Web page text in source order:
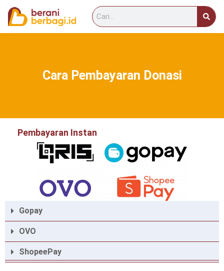
Cara Pembayaran Donasi
Pembayaran Instan
Gopay
OVO
ShopeePay